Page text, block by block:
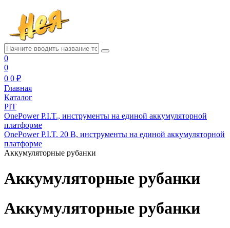
0
0
0 0 ₽
Главная
Каталог
PIT
OnePower P.I.T., инструменты на единой аккумуляторной
платформе
OnePower P.I.T. 20 В, инструменты на единой аккумуляторной
платформе
Аккумуляторные рубанки
Аккумуляторные рубанки
Аккумуляторные рубанки